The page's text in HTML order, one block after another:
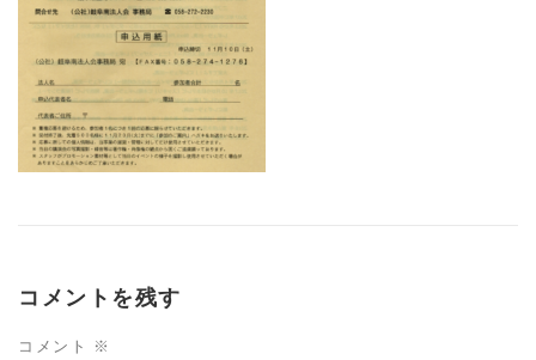
コメントを残す
コメント ※